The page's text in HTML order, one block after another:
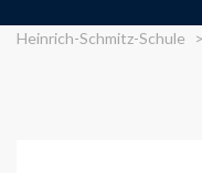
Heinrich-Schmitz-Schule >